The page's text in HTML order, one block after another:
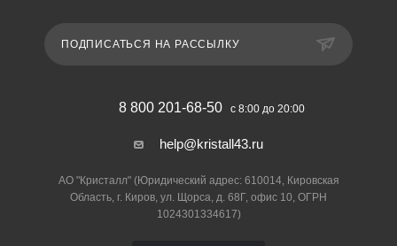
ПОДПИСАТЬСЯ НА РАССЫЛКУ
8 800 201-68-50 с 8:00 до 20:00
help@kristall43.ru
АО "Кристалл" (Юридический адрес: 610014, Кировская
Область, г. Киров, ул. Щорса, д. 68Г, офис 10, ОГРН
1024301334617)